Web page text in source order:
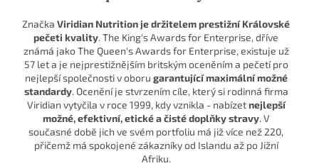
Značka Viridian Nutrition je držitelem prestižní Královské
pečeti kvality. The King's Awards for Enterprise, dříve
známá jako The Queen's Awards for Enterprise, existuje už
57 let a je nejprestižnějším britským oceněním a pečetí pro
nejlepší společnosti v oboru garantující maximální možné
standardy. Ocenění je stvrzením cíle, který si rodinná firma
Viridian vytyčila v roce 1999, kdy vznikla - nabízetnejlepší
možné, efektivní, etické a čisté doplňky stravy. V
současné době jich ve svém portfoliu má již více než 220,
přičemž má spokojené zákazníky od Islandu až po Jižní
Afriku.